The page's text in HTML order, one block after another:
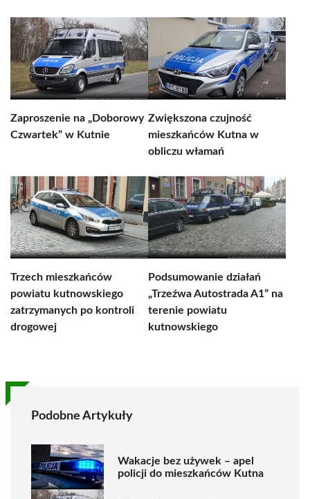
Zaproszenie na „Doborowy
Czwartek” w Kutnie
Zwiększona czujność
mieszkańców Kutna w
obliczu włamań
Trzech mieszkańców
powiatu kutnowskiego
zatrzymanych po kontroli
drogowej
Podsumowanie działań
„Trzeźwa Autostrada A1” na
terenie powiatu
kutnowskiego
Podobne Artykuły
Wakacje bez używek – apel
policji do mieszkańców Kutna